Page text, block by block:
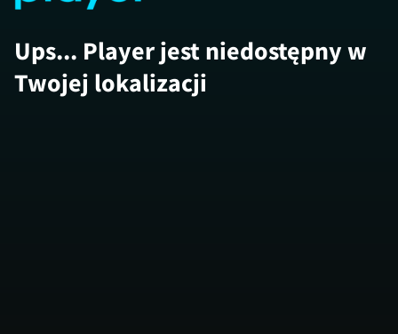
Ups... Player jest niedostępny w
Twojej lokalizacji